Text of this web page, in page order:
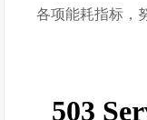
各项能耗指标，